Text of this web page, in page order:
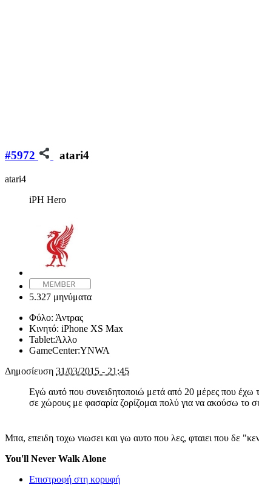
#5972 atari4
atari4
iPH Hero
5.327 μηνύματα
Φύλο: Άντρας
Κινητό: iPhone XS Max
Tablet:Άλλο
GameCenter:YNWA
Δημοσίευση 31/03/2015 - 21:45
Εγώ αυτό που συνειδητοποιώ μετά από 20 μέρες που έχω
σε χώρους με φασαρία ζορίζομαι πολύ για να ακούσω το
Μπα, επειδη τοχω νιωσει και γω αυτο που λες, φταιει που δε
You'll Never Walk Alone
Επιστροφή στη κορυφή